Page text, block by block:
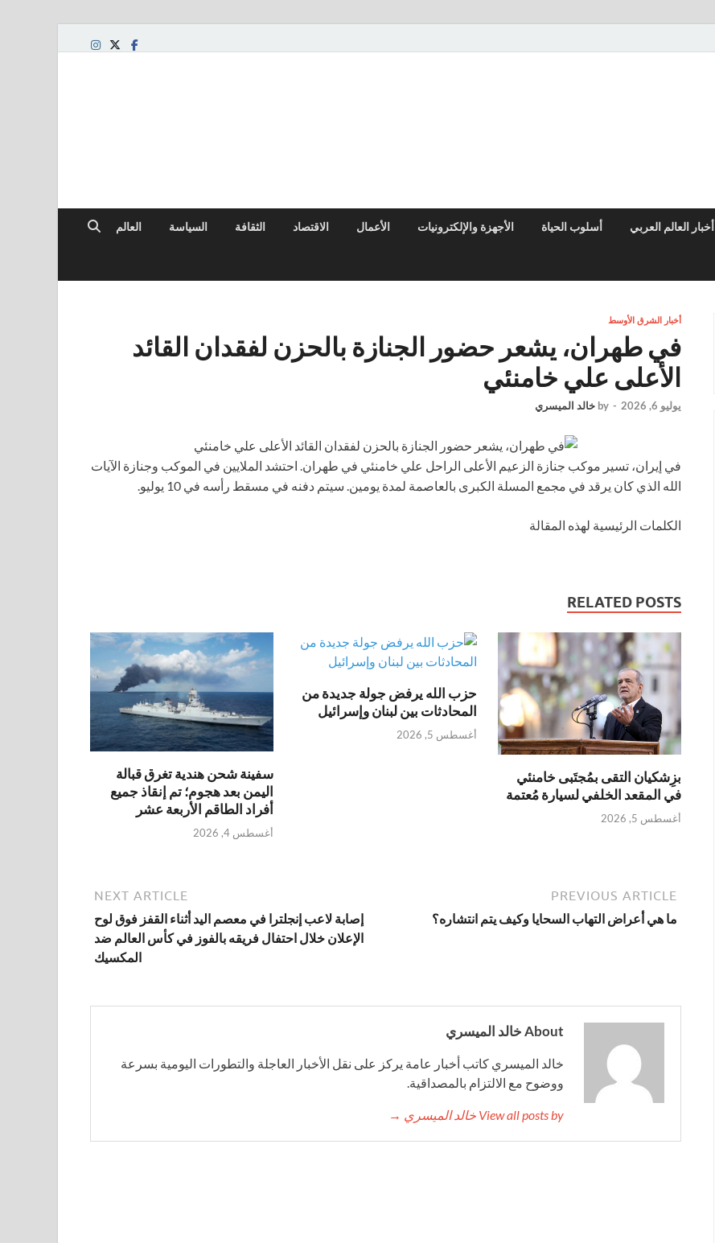
أخبار العالم العربي أسلوب الحياة الأجهزة والإلكترونيات الأعمال الاقتصاد الثقافة السياسة العالم
أخبار الشرق الأوسط
في طهران، يشعر حضور الجنازة بالحزن لفقدان القائد
الأعلى علي خامنئي
يوليو 6, 2026 -
by خالد الميسري
في إيران، تسير موكب جنازة الزعيم الأعلى الراحل علي خامنئي في طهران. احتشد الملايين في الموكب وجنازة الآيات
الله الذي كان يرقد في مجمع المسلة الكبرى بالعاصمة لمدة يومين. سيتم دفنه في مسقط رأسه في 10 يوليو.
الكلمات الرئيسية لهذه المقالة
RELATED POSTS
بزِشكيان التقى بمُجتَبى خامنئي
في المقعد الخلفي لسيارة مُعتمة
أغسطس 5, 2026
حزب الله يرفض جولة جديدة من
المحادثات بين لبنان وإسرائيل
أغسطس 5, 2026
سفينة شحن هندية تغرق قبالة
اليمن بعد هجوم؛ تم إنقاذ جميع
أفراد الطاقم الأربعة عشر
أغسطس 4, 2026
PREVIOUS ARTICLE
ما هي أعراض التهاب السحايا وكيف يتم انتشاره؟
NEXT ARTICLE
إصابة لاعب إنجلترا في معصم اليد أثناء القفز فوق لوح
الإعلان خلال احتفال فريقه بالفوز في كأس العالم ضد
المكسيك
About خالد الميسري
خالد الميسري كاتب أخبار عامة يركز على نقل الأخبار العاجلة والتطورات اليومية بسرعة
ووضوح مع الالتزام بالمصداقية.
View all posts by خالد الميسري →